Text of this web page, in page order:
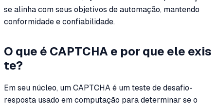
se alinha com seus objetivos de automação, mantendo
conformidade e confiabilidade.
O que é CAPTCHA e por que ele exis
te?
Em seu núcleo, um CAPTCHA é um teste de desafio-
resposta usado em computação para determinar se o